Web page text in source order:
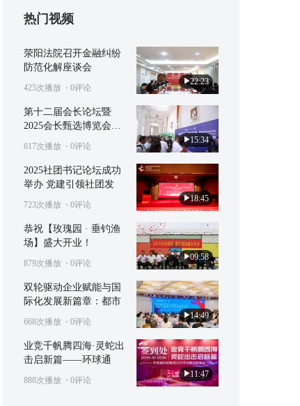
热门视频
22:23
荥阳法院召开金融纠纷
防范化解座谈会
425次播放 ⋅ 0评论
15:34
第十二届会长论坛暨
2025会长甄选博览会在
617次播放 ⋅ 0评论
18:45
2025社团书记论坛成功
举办 党建引领社团发
723次播放 ⋅ 0评论
09:58
恭祝【玫瑰园 · 垂钓渔
场】盛大开业！
879次播放 ⋅ 0评论
14:49
双轮驱动企业赋能与国
际化发展新篇章：都市
668次播放 ⋅ 0评论
11:47
业竞千帆腾四海·灵蛇出
击启新篇——环球通
888次播放 ⋅ 0评论